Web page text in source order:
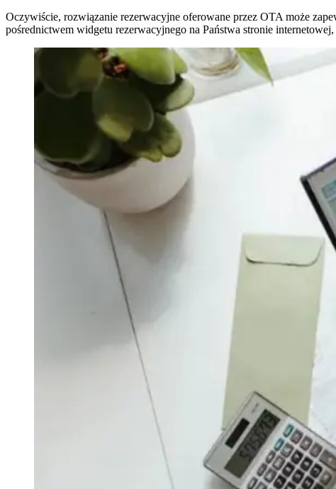
Oczywiście, rozwiązanie rezerwacyjne oferowane przez OTA może
pośrednictwem widgetu rezerwacyjnego na Państwa stronie